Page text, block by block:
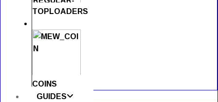
TOPLOADERS
COINS
GUIDES